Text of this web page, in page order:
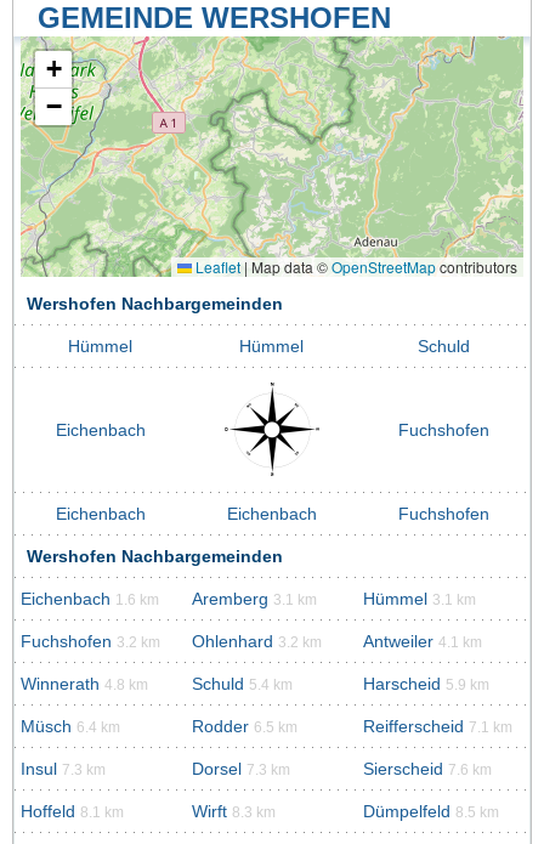
GEMEINDE WERSHOFEN
+
−
Leaflet | Map data ©OpenStreetMapcontributors
Wershofen Nachbargemeinden
Hümmel Hümmel Schuld
Eichenbach Fuchshofen
Eichenbach Eichenbach Fuchshofen
Wershofen Nachbargemeinden
Eichenbach 1.6 km Aremberg 3.1 km Hümmel 3.1 km
Fuchshofen 3.2 km Ohlenhard 3.2 km Antweiler 4.1 km
Winnerath 4.8 km Schuld 5.4 km Harscheid 5.9 km
Müsch 6.4 km Rodder 6.5 km Reifferscheid 7.1 km
Insul 7.3 km Dorsel 7.3 km Sierscheid 7.6 km
Hoffeld 8.1 km Wirft 8.3 km Dümpelfeld 8.5 km